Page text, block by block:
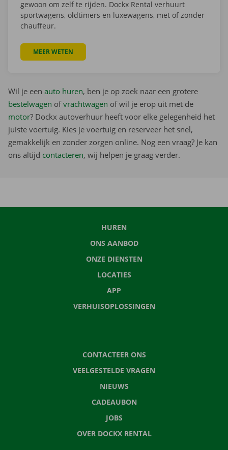
gewoon om zelf te rijden. Dockx Rental verhuurt
sportwagens, oldtimers en luxewagens, met of zonder
chauffeur.
MEER WETEN
Wil je een auto huren, ben je op zoek naar een grotere
bestelwagen ofvrachtwagen of wil je erop uit met de
motor? Dockx autoverhuur heeft voor elke gelegenheid het
juiste voertuig. Kies je voertuig en reserveer het snel,
gemakkelijk en zonder zorgen online. Nog een vraag? Je kan
ons altijd contacteren, wij helpen je graag verder.
HUREN
ONS AANBOD
ONZE DIENSTEN
LOCATIES
APP
VERHUISOPLOSSINGEN
CONTACTEER ONS
VEELGESTELDE VRAGEN
NIEUWS
CADEAUBON
JOBS
OVER DOCKX RENTAL